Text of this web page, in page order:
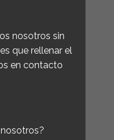
nosotros sin
que rellenar el
en contacto